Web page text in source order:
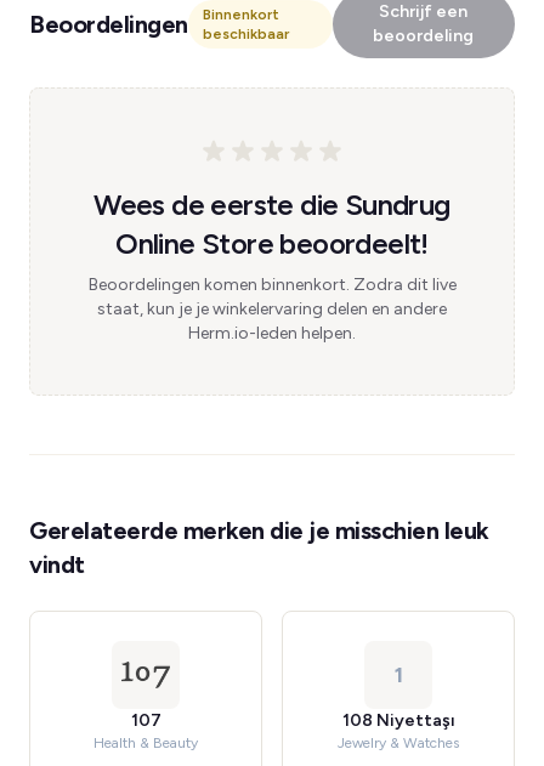
Beoordelingen
Binnenkort
beschikbaar
Schrijf een
beoordeling
Wees de eerste die Sundrug
Online Store beoordeelt!
Beoordelingen komen binnenkort. Zodra dit live
staat, kun je je winkelervaring delen en andere
Herm.io-leden helpen.
Gerelateerde merken die je misschien leuk
vindt
107
Health & Beauty
1
108 Niyettaşı
Jewelry & Watches